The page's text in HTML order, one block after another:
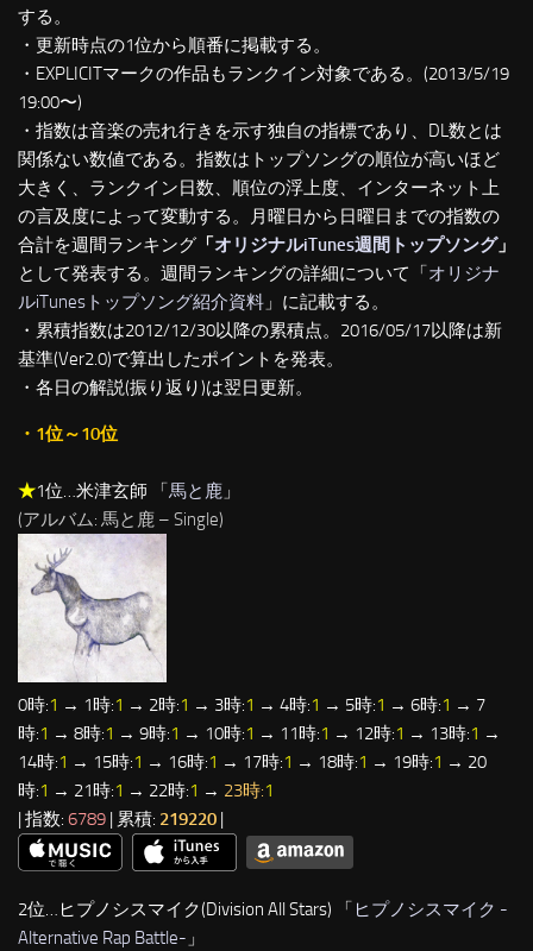
する。
・更新時点の1位から順番に掲載する。
・EXPLICITマークの作品もランクイン対象である。(2013/5/19
19:00〜)
・指数は音楽の売れ行きを示す独自の指標であり、DL数とは
関係ない数値である。指数はトップソングの順位が高いほど
大きく、ランクイン日数、順位の浮上度、インターネット上
の言及度によって変動する。月曜日から日曜日までの指数の
合計を週間ランキング 「オリジナルiTunes週間トップソング」
として発表する。週間ランキングの詳細について「オリジナ
ルiTunesトップソング紹介資料 」に記載する。
・累積指数は2012/12/30以降の累積点。2016/05/17以降は新
基準(Ver2.0)で算出したポイントを発表。
・各日の解説(振り返り)は翌日更新。
・1位～10位
★1位…米津玄師 「馬と鹿 」
(アルバム: 馬と鹿 – Single)
0時:1 → 1時:1 → 2時:1 → 3時:1 → 4時:1 → 5時:1 → 6時:1 → 7
時:1 → 8時:1 → 9時:1 → 10時:1 → 11時:1 → 12時:1 → 13時:1 →
14時:1 → 15時:1 → 16時:1 → 17時:1 → 18時:1 → 19時:1 → 20
時:1 → 21時:1 → 22時:1 → 23時:1
| 指数: 6789 | 累積: 219220 |
2位…ヒプノシスマイク(Division All Stars) 「 ヒプノシスマイク -
Alternative Rap Battle- 」